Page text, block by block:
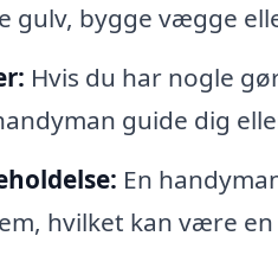
gulv, bygge vægge
Hvis du har nogle
guide dig
En
hvilket kan være